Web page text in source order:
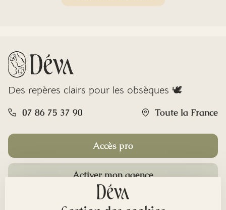
Des repères clairs pour les obsèques 🕊️
07 86 75 37 90 Toute la France
Accès pro
Activer mon agence